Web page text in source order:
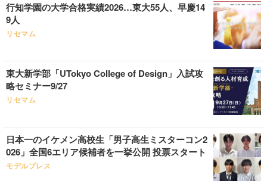
行知学園の大学合格実績2026…東大55人、早慶14
9人
リセマム
東大新学部「UTokyo College of Design」入試攻
略セミナー9/27
リセマム
日本一のイケメン高校生「男子高生ミスターコン2
026」全国6エリア候補者を一挙公開 投票スタート
モデルプレス